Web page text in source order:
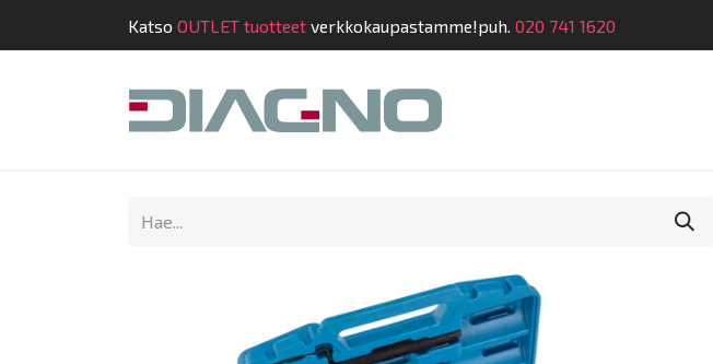
Katso OUTLET tuotteet verkkokaupastamme!puh. 020 741 1620
Kauppa Suunnittelu